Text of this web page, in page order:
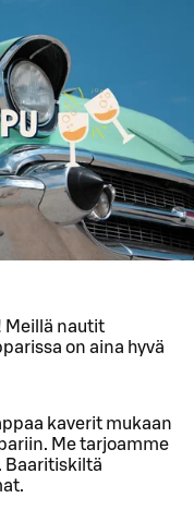
Meillä nautit
on aina hyvä
kaverit mukaan
Me tarjoamme
Baaritiskiltä